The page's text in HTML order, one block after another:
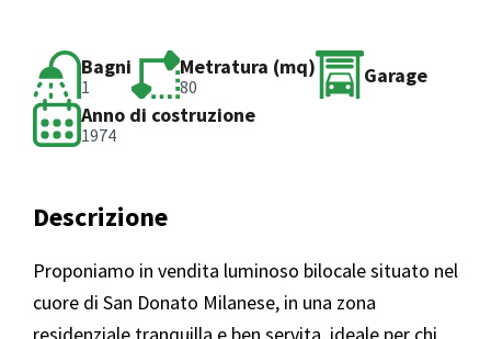
Bagni
1
Metratura (mq)
80
Garage
Anno di costruzione
1974
Descrizione
Proponiamo in vendita luminoso bilocale situato nel
cuore di San Donato Milanese, in una zona